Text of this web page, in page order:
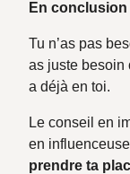
En
Tu n’as pas
as juste besoin
a déjà en toi.
Le conseil en
en
prendre ta